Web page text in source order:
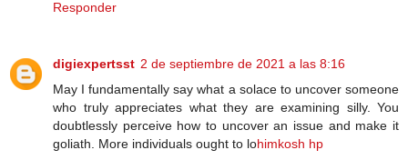
Responder
digiexpertsst 2 de septiembre de 2021 a las 8:16
May I fundamentally say what a solace to uncover someone
who truly appreciates what they are examining silly. You
doubtlessly perceive how to uncover an issue and make it
goliath. More individuals ought to lohimkosh hp